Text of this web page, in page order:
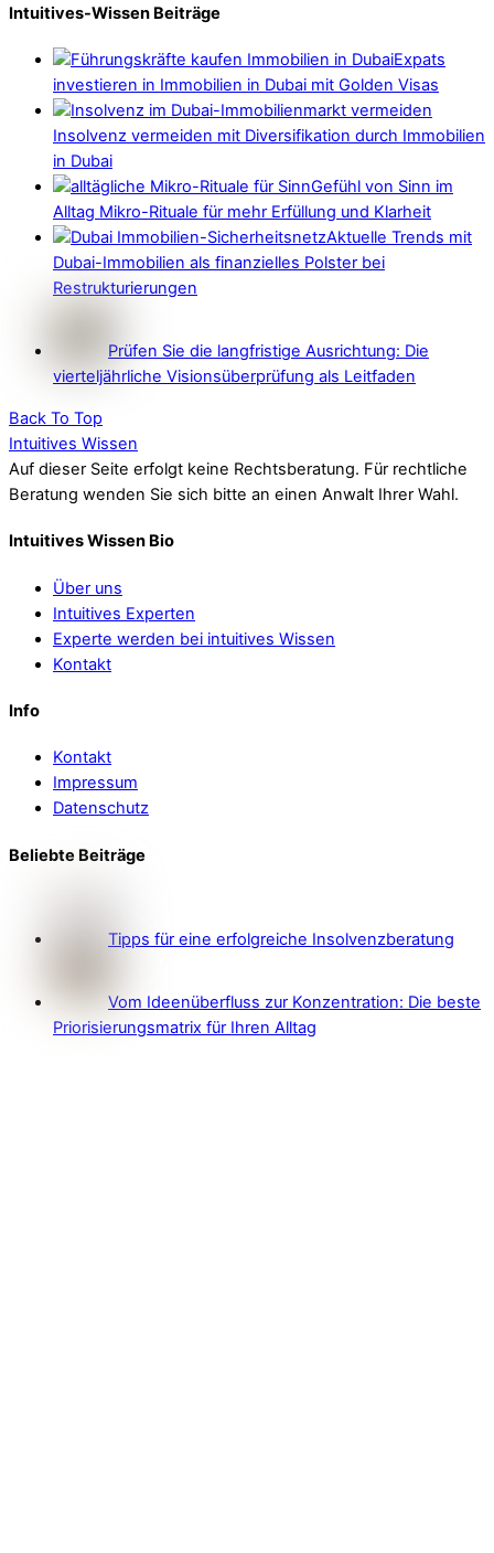
Intuitives-Wissen Beiträge
Expats
investieren in Immobilien in Dubai mit Golden Visas
Insolvenz vermeiden mit Diversifikation durch Immobilien
in Dubai
Gefühl von Sinn im
Alltag Mikro-Rituale für mehr Erfüllung und Klarheit
Aktuelle Trends mit
Dubai-Immobilien als finanzielles Polster bei
Restrukturierungen
Prüfen Sie die langfristige Ausrichtung: Die
vierteljährliche Visionsüberprüfung als Leitfaden
Back To Top
Intuitives Wissen
Auf dieser Seite erfolgt keine Rechtsberatung. Für rechtliche
Beratung wenden Sie sich bitte an einen Anwalt Ihrer Wahl.
Intuitives Wissen Bio
Über uns
Intuitives Experten
Experte werden bei intuitives Wissen
Kontakt
Info
Kontakt
Impressum
Datenschutz
Beliebte Beiträge
Tipps für eine erfolgreiche Insolvenzberatung
Vom Ideenüberfluss zur Konzentration: Die beste
Priorisierungsmatrix für Ihren Alltag